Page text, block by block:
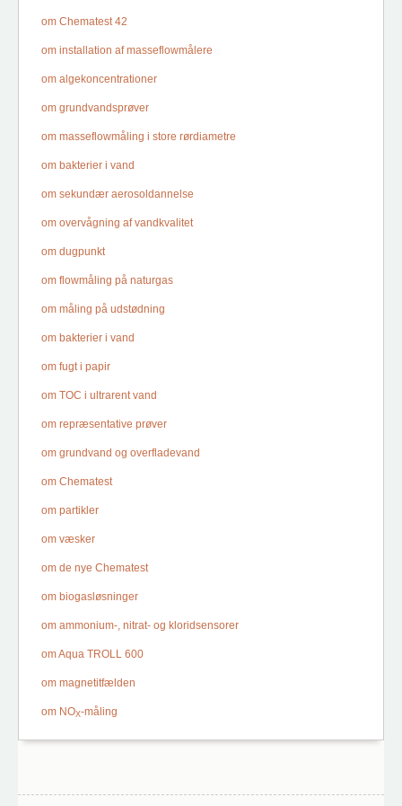
om Chematest 42
om installation af masseflowmålere
om algekoncentrationer
om grundvandsprøver
om masseflowmåling i store rørdiametre
om bakterier i vand
om sekundær aerosoldannelse
om overvågning af vandkvalitet
om dugpunkt
om flowmåling på naturgas
om måling på udstødning
om bakterier i vand
om fugt i papir
om TOC i ultrarent vand
om repræsentative prøver
om grundvand og overfladevand
om Chematest
om partikler
om væsker
om de nye Chematest
om biogasløsninger
om ammonium-, nitrat- og kloridsensorer
om Aqua TROLL 600
om magnetitfælden
om NOX-måling